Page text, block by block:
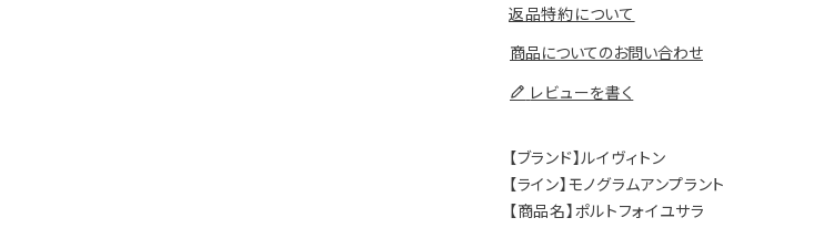
返品特約について
商品についてのお問い合わせ
レビューを書く
【ブランド】ルイヴィトン
【ライン】モノグラムアンプラント
【商品名】ポルトフォイユサラ